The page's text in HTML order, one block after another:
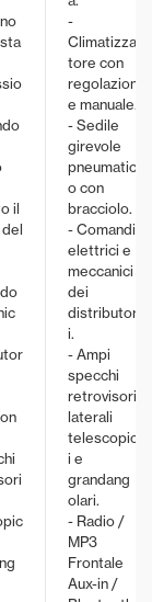
il
-
Climatizza
tore con
regolazion
e manuale.
- Sedile
girevole
pneumatic
o con
bracciolo.
- Comandi
elettrici e
meccanici
dei
distributor
i.
- Ampi
specchi
retrovisori
laterali
telescopic
i e
grandang
olari.
- Radio /
MP3
Frontale
Aux-in /